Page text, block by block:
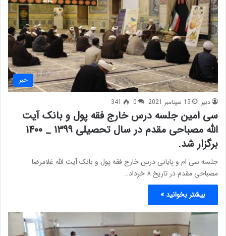
خبر
دبیر 15 سپتامبر 2021 0
341
سی امین جلسه درس خارج فقه پول و بانک آیت
الله مصباحی مقدم در سال تحصیلی ۱۳۹۹ _ ۱۴۰۰
برگزار شد.
جلسه سی ام و پایانی درس خارج فقه پول و بانک آیت الله غلامرضا
مصباحی مقدم در تاریخ ۸ خرداد…
بیشتر بخوانید »